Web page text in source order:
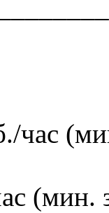
час
(мин.